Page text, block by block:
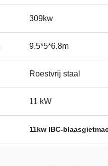
309kw
9.5*5*6.8m
Roestvrij staal
11 kW
11kw IBC-